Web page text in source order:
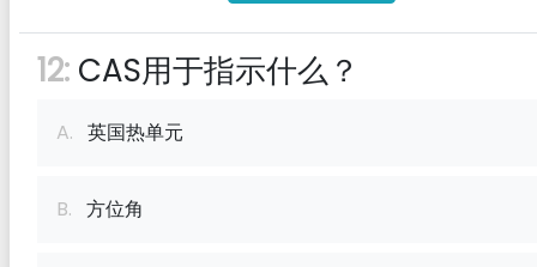
12: CAS用于指示什么？
A. 英国热单元
B. 方位角